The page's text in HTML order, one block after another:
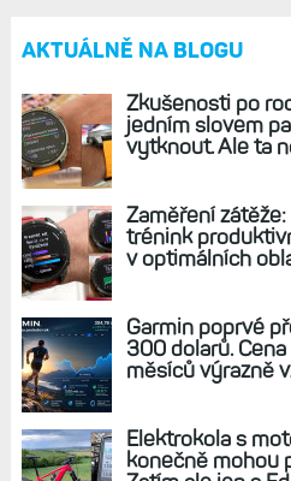
nebo jede? Garmin určí
VO2max